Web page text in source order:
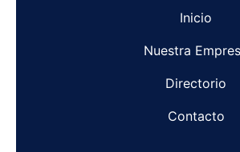
Inicio
Nuestra
Directorio
Contacto